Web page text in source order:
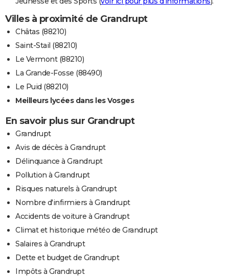
Villes à proximité de Grandrupt
Châtas (88210)
Saint-Stail (88210)
Le Vermont (88210)
La Grande-Fosse (88490)
Le Puid (88210)
Meilleurs lycées dans les Vosges
En savoir plus sur Grandrupt
Grandrupt
Avis de décès à Grandrupt
Délinquance à Grandrupt
Pollution à Grandrupt
Risques naturels à Grandrupt
Nombre d'infirmiers à Grandrupt
Accidents de voiture à Grandrupt
Climat et historique météo de Grandrupt
Salaires à Grandrupt
Dette et budget de Grandrupt
Impôts à Grandrupt